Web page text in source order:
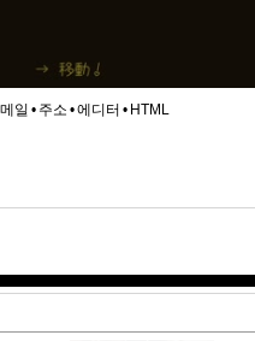
일 • 주소 •에디터 • HTML